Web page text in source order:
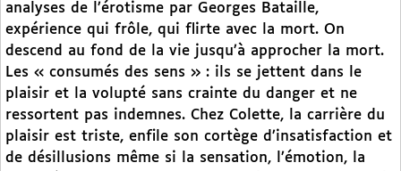
analyses de l’érotisme par Georges Bataille,
expérience qui frôle, qui flirte avec la mort. On
descend au fond de la vie jusqu’à approcher la mort.
Les « consumés des sens » : ils se jettent dans le
plaisir et la volupté sans crainte du danger et ne
ressortent pas indemnes. Chez Colette, la carrière du
plaisir est triste, enfile son cortège d’insatisfaction et
de désillusions même si la sensation, l’émotion, la